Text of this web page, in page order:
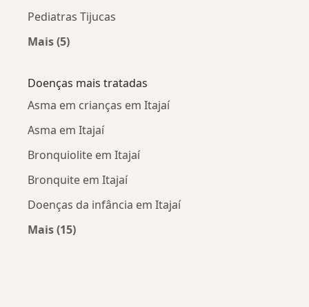
Pediatras Tijucas
Mais (5)
Doenças mais tratadas
Asma em crianças em Itajaí
Asma em Itajaí
Bronquiolite em Itajaí
Bronquite em Itajaí
Doenças da infância em Itajaí
Mais (15)